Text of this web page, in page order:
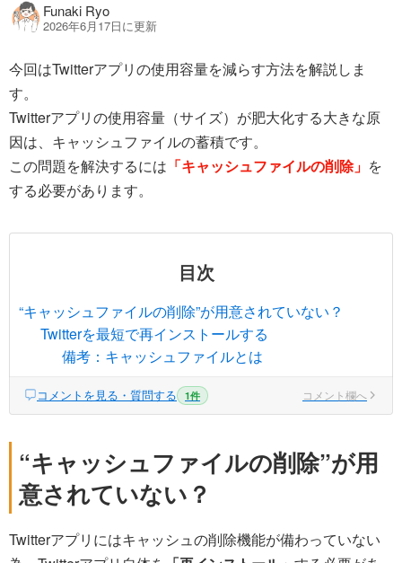
Funaki Ryo
2026年6月17日に更新
今回はTwitterアプリの使用容量を減らす方法を解説しま
す。
Twitterアプリの使用容量（サイズ）が肥大化する大きな原
因は、キャッシュファイルの蓄積です。
この問題を解決するには 「キャッシュファイルの削除」 を
する必要があります。
目次
“キャッシュファイルの削除”が用意されていない？
Twitterを最短で再インストールする
備考：キャッシュファイルとは
コメントを見る・質問する 1件 コメント欄へ
“キャッシュファイルの削除”が用
意されていない？
Twitterアプリにはキャッシュの削除機能が備わっていない